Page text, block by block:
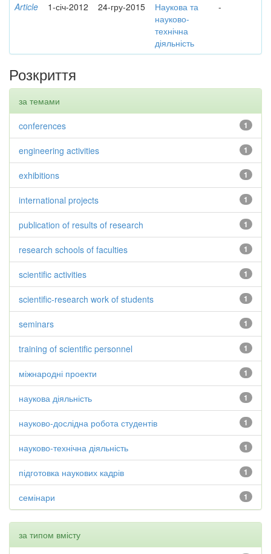
Article 1-січ-2012 24-гру-2015
Наукова та
науково-
технічна
діяльність
-
Розкриття
за темами
1
conferences
1
engineering activities
1
exhibitions
1
international projects
1
publication of results of research
1
research schools of faculties
1
scientific activities
1
scientific-research work of students
1
seminars
1
training of scientific personnel
1
міжнародні проекти
1
наукова діяльність
1
науково-дослідна робота студентів
1
науково-технічна діяльність
1
підготовка наукових кадрів
1
семінари
за типом вмісту